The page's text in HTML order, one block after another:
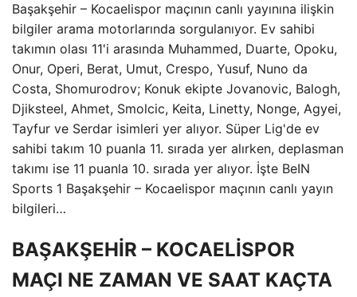
Başakşehir – Kocaelispor maçının canlı yayınına ilişkin
bilgiler arama motorlarında sorgulanıyor. Ev sahibi
takımın olası 11'i arasında Muhammed, Duarte, Opoku,
Onur, Operi, Berat, Umut, Crespo, Yusuf, Nuno da
Costa, Shomurodrov; Konuk ekipte Jovanovic, Balogh,
Djiksteel, Ahmet, Smolcic, Keita, Linetty, Nonge, Agyei,
Tayfur ve Serdar isimleri yer alıyor. Süper Lig'de ev
sahibi takım 10 puanla 11. sırada yer alırken, deplasman
takımı ise 11 puanla 10. sırada yer alıyor. İşte BeIN
Sports 1 Başakşehir – Kocaelispor maçının canlı yayın
bilgileri…
BAŞAKŞEHİR – KOCAELİSPOR
MAÇI NE ZAMAN VE SAAT KAÇTA